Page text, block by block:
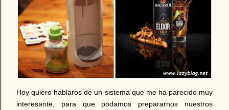
Hoy quiero hablaros de un sistema que me ha parecido muy
interesante, para que podamos prepararnos nuestros